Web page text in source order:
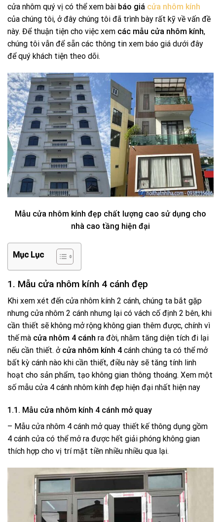
cửa nhôm quý vị có thể xem bài báo giá cửa nhôm kính
của chúng tôi, ở đây chúng tôi đã trình bày rất kỹ về vấn đề
này. Để thuận tiện cho việc xem các mẫu cửa nhôm kính,
chúng tôi vẫn để sẵn các thông tin xem báo giá dưới đây
để quý khách tiện theo dõi.
Mẫu cửa nhôm kính đẹp chất lượng cao sử dụng cho
nhà cao tầng hiện đại
Mục Lục
1. Mẫu cửa nhôm kính 4 cánh đẹp
Khi xem xét đến cửa nhôm kính 2 cánh, chúng ta bắt gặp
nhưng cửa nhôm 2 cánh nhưng lại có vách cố định 2 bên, khi
cần thiết sẽ không mở rộng không gian thêm được, chính vì
thế mà cửa nhôm 4 cánh ra đời, nhằm tăng diện tích đi lại
nếu cần thiết. ở cửa nhôm kính 4 cánh chúng ta có thể mở
bất kỳ cánh nào khi cần thiết, điều này sẽ tăng tính linh
hoạt cho sản phẩm, tạo không gian thông thoáng. Xem một
số mẫu cửa 4 cánh nhôm kính đẹp hiện đại nhất hiện nay
1.1. Mẫu cửa nhôm kính 4 cánh mở quay
– Mẫu cửa nhôm 4 cánh mở quay thiết kế thông dụng gồm
4 cánh cửa có thể mở ra được hết giải phóng không gian
thích hợp cho vị trí mặt tiền nhiều nhiều qua lại.